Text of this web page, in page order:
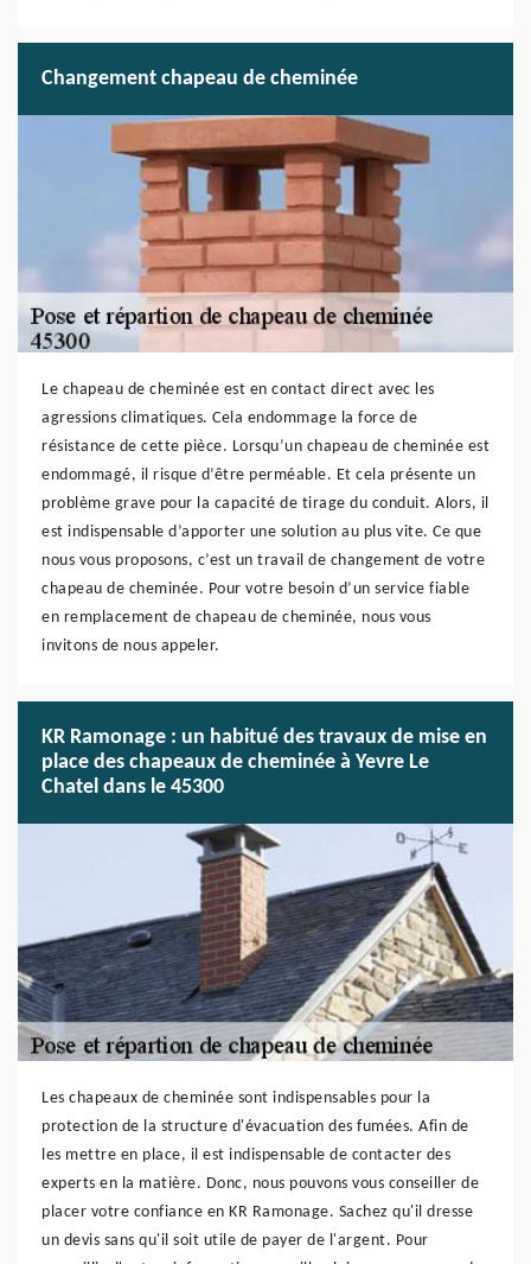
Changement chapeau de cheminée
Le chapeau de cheminée est en contact direct avec les
agressions climatiques. Cela endommage la force de
résistance de cette pièce. Lorsqu’un chapeau de cheminée est
endommagé, il risque d’être perméable. Et cela présente un
problème grave pour la capacité de tirage du conduit. Alors, il
est indispensable d’apporter une solution au plus vite. Ce que
nous vous proposons, c’est un travail de changement de votre
chapeau de cheminée. Pour votre besoin d’un service fiable
en remplacement de chapeau de cheminée, nous vous
invitons de nous appeler.
KR Ramonage : un habitué des travaux de mise en
place des chapeaux de cheminée à Yevre Le
Chatel dans le 45300
Les chapeaux de cheminée sont indispensables pour la
protection de la structure d'évacuation des fumées. Afin de
les mettre en place, il est indispensable de contacter des
experts en la matière. Donc, nous pouvons vous conseiller de
placer votre confiance en KR Ramonage. Sachez qu'il dresse
un devis sans qu'il soit utile de payer de l'argent. Pour